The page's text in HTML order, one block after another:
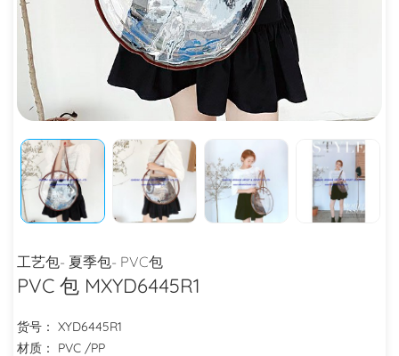
工艺包- 夏季包- PVC包
PVC 包 MXYD6445R1
货号： XYD6445R1
材质： PVC /PP